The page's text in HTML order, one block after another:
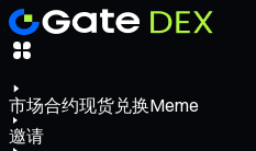
市场合约现货兑换Meme
邀请